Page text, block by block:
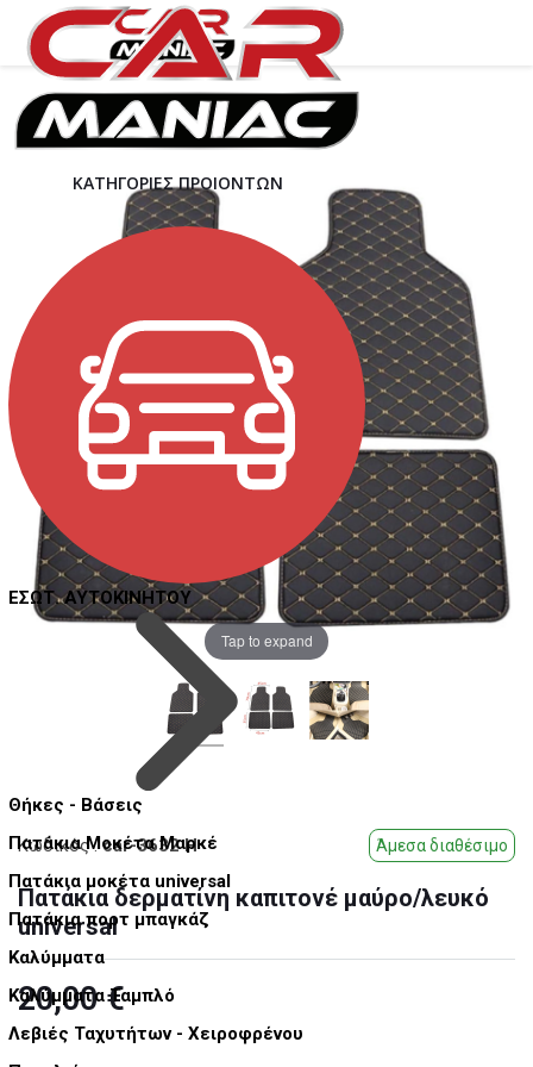
ΚΑΤΗΓΟΡΙΕΣ ΠΡΟΙΟΝΤΩΝ
ΕΣΩΤ. ΑΥΤΟΚΙΝΗΤΟΥ
Θήκες - Βάσεις
Πατάκια Μοκέτα Μαρκέ
Πατάκια μοκέτα universal
Πατάκια πορτ μπαγκάζ
Καλύμματα
Καλύμματα Ταμπλό
Λεβιές Ταχυτήτων - Χειροφρένου
Tap to expand
Κωδικός:car-3632 H Άμεσα διαθέσιμο
Πατάκια δερματίνη καπιτονέ μαύρο/λευκό
universal
20,00 €